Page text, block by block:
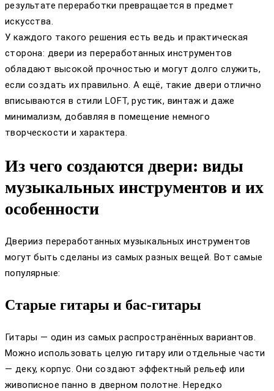
результате переработки превращается в предмет
искусства.
У каждого такого решения есть ведь и практическая
сторона: двери из переработанных инструментов
обладают высокой прочностью и могут долго служить,
если создать их правильно. А ещё, такие двери отлично
вписываются в стили LOFT, рустик, винтаж и даже
минимализм, добавляя в помещение немного
творческости и характера.
Из чего создаются двери: виды
музыкальных инструментов и их
особенности
Дверииз переработанных музыкальных инструментов
могут быть сделаны из самых разных вещей. Вот самые
популярные:
Старые гитары и бас-гитары
Гитары — один из самых распространённых вариантов.
Можно использовать целую гитару или отдельные части
— деку, корпус. Они создают эффектный рельеф или
живописное панно в дверном полотне. Нередко